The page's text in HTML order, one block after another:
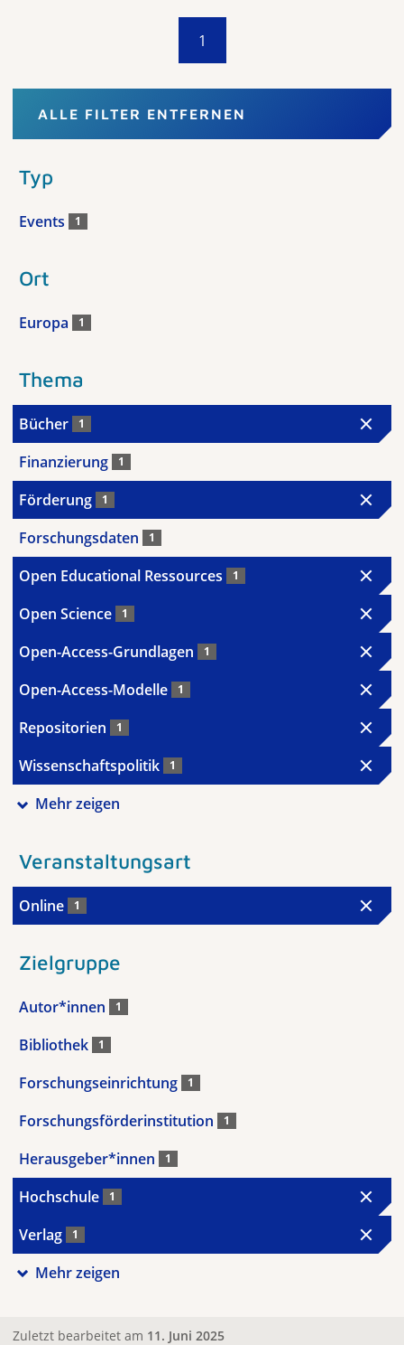
1
ALLE FILTER ENTFERNEN
Typ
Events 1
Ort
Europa 1
Thema
Bücher 1
Finanzierung 1
Förderung 1
Forschungsdaten 1
Open Educational Ressources 1
Open Science 1
Open-Access-Grundlagen 1
Open-Access-Modelle 1
Repositorien 1
Wissenschaftspolitik 1
Mehr zeigen
Veranstaltungsart
Online 1
Zielgruppe
Autor*innen 1
Bibliothek 1
Forschungseinrichtung 1
Forschungsförderinstitution 1
Herausgeber*innen 1
Hochschule 1
Verlag 1
Mehr zeigen
Zuletzt bearbeitet am 11. Juni 2025